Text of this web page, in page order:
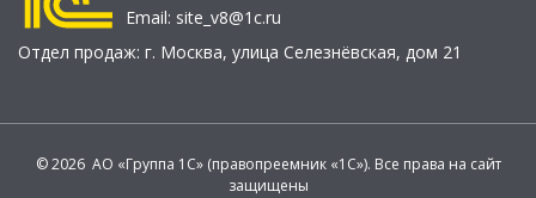
Email: site_v8@1c.ru
Отдел продаж: г. Москва, улица Селезнёвская, дом 21
© 2026 АО «Группа 1С» (правопреемник «1С»). Все права на сайт
защищены